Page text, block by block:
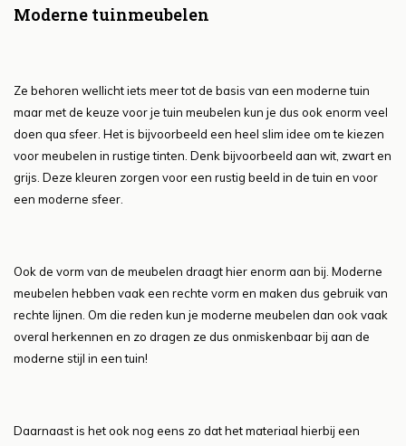
Moderne tuinmeubelen
Ze behoren wellicht iets meer tot de basis van een moderne tuin
maar met de keuze voor je tuin meubelen kun je dus ook enorm veel
doen qua sfeer. Het is bijvoorbeeld een heel slim idee om te kiezen
voor meubelen in rustige tinten. Denk bijvoorbeeld aan wit, zwart en
grijs. Deze kleuren zorgen voor een rustig beeld in de tuin en voor
een moderne sfeer.
Ook de vorm van de meubelen draagt hier enorm aan bij. Moderne
meubelen hebben vaak een rechte vorm en maken dus gebruik van
rechte lijnen. Om die reden kun je moderne meubelen dan ook vaak
overal herkennen en zo dragen ze dus onmiskenbaar bij aan de
moderne stijl in een tuin!
Daarnaast is het ook nog eens zo dat het materiaal hierbij een